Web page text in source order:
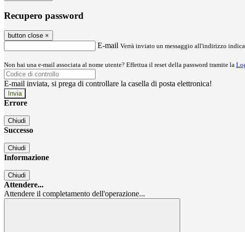
Recupero password
button close ×
E-mail Verrà inviato un messaggio all'indirizzo
Non hai una e-mail associata al nome utente? Effettua il reset della password tramite la
E-mail inviata, si prega di controllare la casella di posta elettronica!
Errore
Chiudi
Successo
Chiudi
Informazione
Chiudi
Attendere...
Attendere il completamento dell'operazione...